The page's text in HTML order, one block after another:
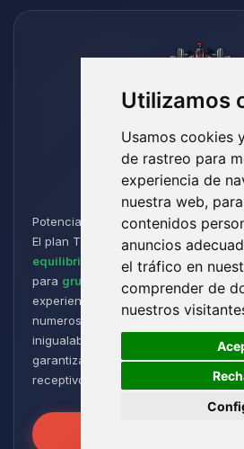
Utilizamos
Usamos cookies
de rastreo para
experiencia de
nuestra web,
contenidos
anuncios
el tráfico en
comprender de
nuestros
Titan
Potencia y Resistencia para los
El plan Titan está diseñado para
equilibrio perfecto entre
para grupos de tamaño medio a
experiencia de juego fluida y
numerosos plugins y modpacks.
inigualable para sesiones de juego
garantizando que tus mundos
receptivos!